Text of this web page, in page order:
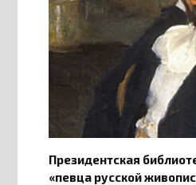
Президентская
«певца русской